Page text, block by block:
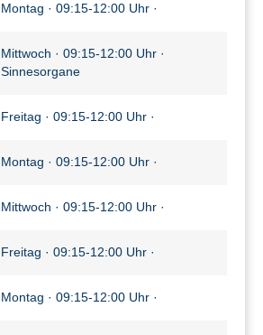
Montag · 09:15-12:00 Uhr ·
Mittwoch · 09:15-12:00 Uhr ·
Sinnesorgane
Freitag · 09:15-12:00 Uhr ·
Montag · 09:15-12:00 Uhr ·
Mittwoch · 09:15-12:00 Uhr ·
Freitag · 09:15-12:00 Uhr ·
Montag · 09:15-12:00 Uhr ·